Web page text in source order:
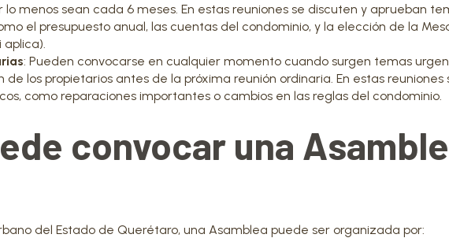
menos sean cada 6 meses. En estas reuniones se discuten y aprueban
el presupuesto anual, las cuentas del condominio, y la elección de la
aplica).
: Pueden convocarse en cualquier momento cuando surgen temas
de los propietarios antes de la próxima reunión ordinaria. En estas reuniones
como reparaciones importantes o cambios en las reglas del condominio.
convocar una
del Estado de Querétaro, una Asamblea puede ser organizada por: